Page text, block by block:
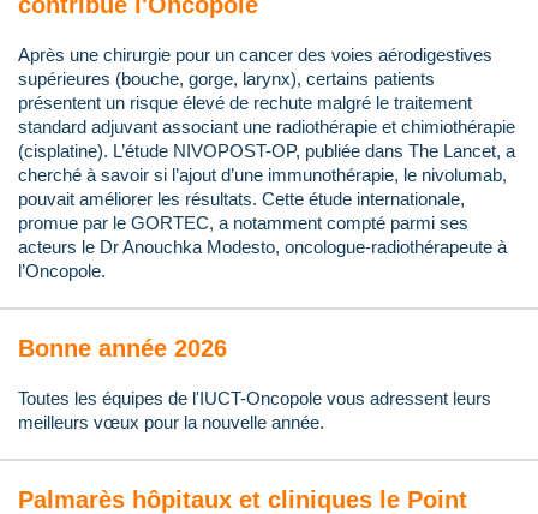
Après une chirurgie pour un cancer des voies aérodigestives
supérieures (bouche, gorge, larynx), certains patients
présentent un risque élevé de rechute malgré le traitement
standard adjuvant associant une radiothérapie et chimiothérapie
(cisplatine). L’étude NIVOPOST-OP, publiée dans The Lancet, a
cherché à savoir si l’ajout d’une immunothérapie, le nivolumab,
pouvait améliorer les résultats. Cette étude internationale,
promue par le GORTEC, a notamment compté parmi ses
acteurs le Dr Anouchka Modesto, oncologue-radiothérapeute à
l’Oncopole.
Bonne année 2026
Toutes les équipes de l'IUCT-Oncopole vous adressent leurs
meilleurs vœux pour la nouvelle année.
Palmarès hôpitaux et cliniques le Point